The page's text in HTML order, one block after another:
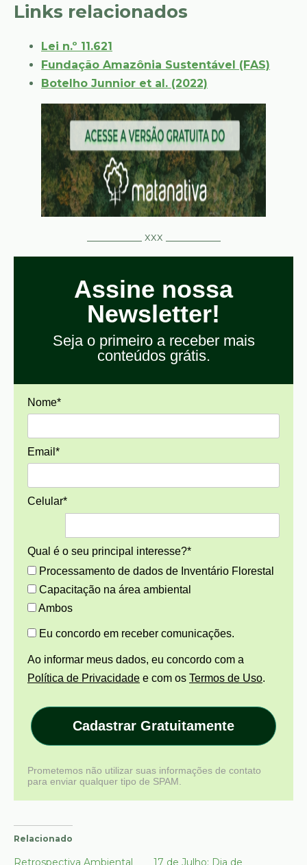
Links relacionados
Lei n.º 11.621
Fundação Amazônia Sustentável (FAS)
Botelho Junnior et al. (2022)
__________ xxx __________
Assine nossa
Newsletter!
Seja o primeiro a receber mais
conteúdos grátis.
Nome*
Email*
Celular*
Qual é o seu principal interesse?*
Processamento de dados de Inventário Florestal
Capacitação na área ambiental
Ambos
Eu concordo em receber comunicações.
Ao informar meus dados, eu concordo com a
Política de Privacidade e com os Termos de Uso.
Cadastrar Gratuitamente
Prometemos não utilizar suas informações de contato
para enviar qualquer tipo de SPAM.
Relacionado
Retrospectiva Ambiental 17 de Julho: Dia de